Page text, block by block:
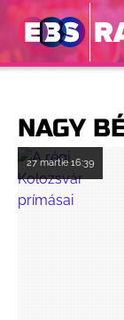
NAGY
27 martie16:39